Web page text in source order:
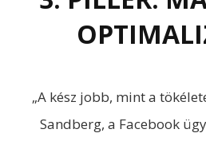
„A kész jobb, mint a
Sandberg, a Facebook